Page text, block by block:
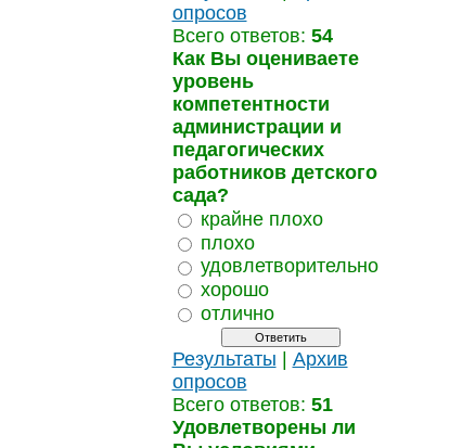
опросов
Всего ответов: 54
Как Вы оцениваете
уровень
компетентности
администрации и
педагогических
работников детского
сада?
крайне плохо
плохо
удовлетворительно
хорошо
отлично
Результаты | Архив
опросов
Всего ответов: 51
Удовлетворены ли